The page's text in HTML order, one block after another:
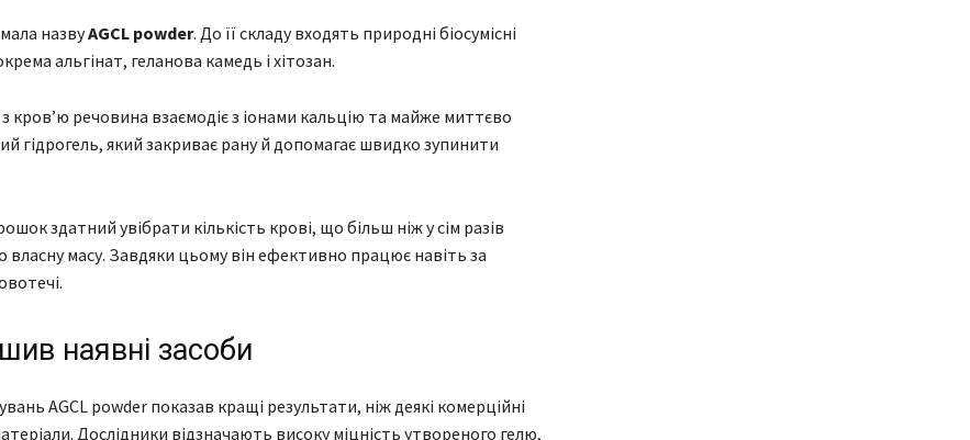
назвуAGCL powder. До її складу входять природні біосумісні
альгінат, геланова камедь і хітозан.
з кров’ю речовина взаємодіє з іонами кальцію та майже миттєво
гідрогель, який закриває рану й допомагає швидко зупинити
здатний увібрати кількість крові, що більш ніж у сім разів
власну масу. Завдяки цьому він ефективно працює навіть за
наявні засоби
AGCL powder показав кращі результати, ніж деякі комерційні
Дослідники відзначають високу міцність утвореного гелю,